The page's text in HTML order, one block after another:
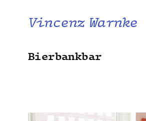
Vincenz Warnke
Bierbankbar